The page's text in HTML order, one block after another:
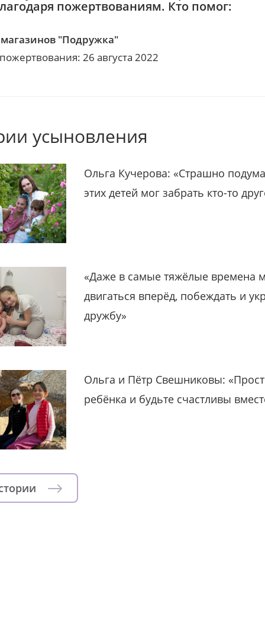
пожертвованиям. Кто помог:
"Подружка"
26 августа 2022
усыновления
Ольга Кучерова: «Страшно
этих детей мог забрать кто-то
«Даже в самые тяжёлые времена
двигаться вперёд, побеждать и
дружбу»
Ольга и Пётр Свешниковы:
ребёнка и будьте счастливы